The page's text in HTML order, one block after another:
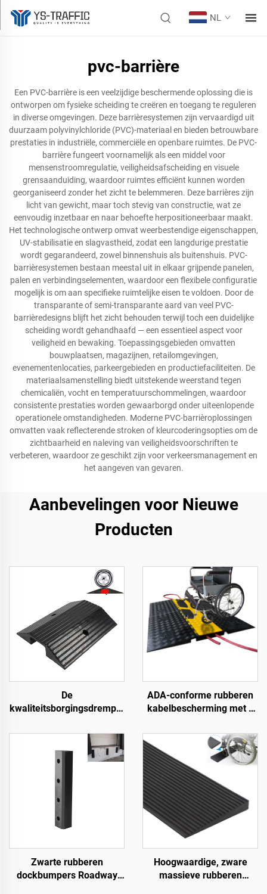
NL
pvc-barrière
Een PVC-barrière is een veelzijdige beschermende oplossing die is
ontworpen om fysieke scheiding te creëren en toegang te reguleren
in diverse omgevingen. Deze barrièresystemen zijn vervaardigd uit
duurzaam polyvinylchloride (PVC)-materiaal en bieden betrouwbare
prestaties in industriële, commerciële en openbare ruimtes. De PVC-
barrière fungeert voornamelijk als een middel voor
mensenstroomregulatie, veiligheidsafscheiding en visuele
grensaanduiding, waardoor ruimtes efficiënt kunnen worden
georganiseerd zonder het zicht te belemmeren. Deze barrières zijn
licht van gewicht, maar toch stevig van constructie, wat ze
eenvoudig inzetbaar en naar behoefte herpositioneerbaar maakt.
Het technologische ontwerp omvat weerbestendige eigenschappen,
UV-stabilisatie en slagvastheid, zodat een langdurige prestatie
wordt gegarandeerd, zowel binnenshuis als buitenshuis. PVC-
barrièresystemen bestaan meestal uit in elkaar grijpende panelen,
palen en verbindingselementen, waardoor een flexibele configuratie
mogelijk is om aan specifieke ruimtelijke eisen te voldoen. Door de
transparante of semi-transparante aard van veel PVC-
barrièredesigns blijft het zicht behouden terwijl toch een duidelijke
scheiding wordt gehandhaafd — een essentieel aspect voor
veiligheid en bewaking. Toepassingsgebieden omvatten
bouwplaatsen, magazijnen, retailomgevingen,
evenementenlocaties, parkeergebieden en productiefaciliteiten. De
materiaalsamenstelling biedt uitstekende weerstand tegen
chemicaliën, vocht en temperatuurschommelingen, waardoor
consistente prestaties worden gewaarborgd onder uiteenlopende
operationele omstandigheden. Moderne PVC-barrièroplossingen
omvatten vaak reflecterende stroken of kleurcoderingsopties om de
zichtbaarheid en naleving van veiligheidsvoorschriften te
verbeteren, waardoor ze geschikt zijn voor verkeersmanagement en
het aangeven van gevaren.
Aanbevelingen voor Nieuwe
Producten
De
kwaliteitsborgingsdrempel
langs de weg
ADA-conforme rubberen
kabelbescherming met 5
rolstoeltoegankelijke
oprijplaat voor binnen- en
buitengebruik bij
evenementen
Zwarte rubberen
dockbumpers Roadway
Hoogwaardige, zware
massieve rubberen